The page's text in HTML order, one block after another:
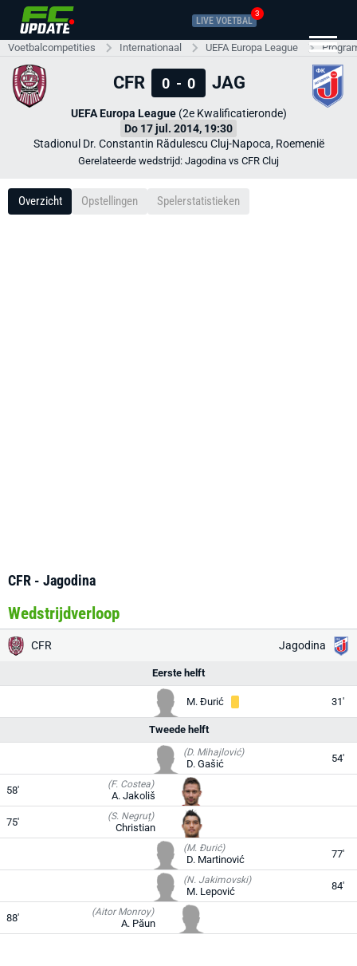
LIVE VOETBAL
3
Voetbalcompetities Internationaal UEFA Europa League
CFR 0 - 0 JAG
UEFA Europa League(2e Kwalificatieronde)
Do 17 jul. 2014, 19:30
Stadionul Dr. Constantin Rădulescu Cluj-Napoca, Roemenië
Gerelateerde wedstrijd: Jagodina vs CFR Cluj
Overzicht Opstellingen Spelerstatistieken
CFR - Jagodina
Wedstrijdverloop
CFR Jagodina
Eerste helft
M. Đurić 31'
Tweede helft
(D. Mihajlović)
D. Gašić 54'
58' (F. Costea)
A. Jakoliš
75' (S. Negruț)
Christian
(M. Đurić)
D. Martinović 77'
(N. Jakimovski)
M. Lepović 84'
88' (Aitor Monroy)
A. Păun